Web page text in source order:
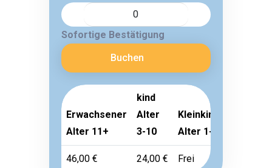
Sofortige Bestätigung
Buchen
Erwachsener
Alter 11+
kind
Alter
3-10
Kleinkind
Alter 1-2
46,00 € 24,00 € Frei